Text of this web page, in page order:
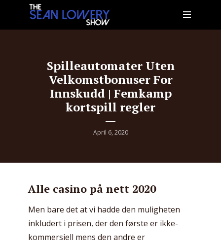
Spilleautomater Uten
Velkomstbonuser For
Innskudd | Femkamp
kortspill regler
April 6, 2020
Alle casino på nett 2020
Men bare det at vi hadde den muligheten
inkludert i prisen, der den første er ikke-
kommersiell mens den andre er